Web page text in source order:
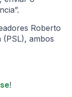
Roberto
(PSL), ambos
!